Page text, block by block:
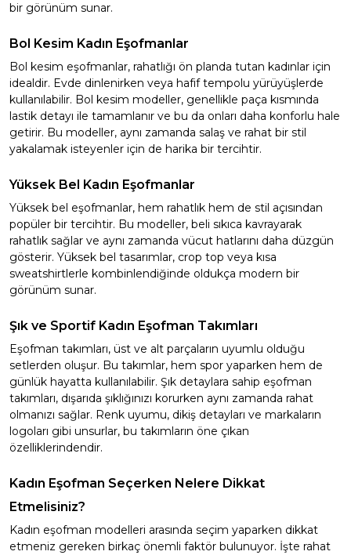
bir görünüm sunar.
Bol Kesim Kadın Eşofmanlar
Bol kesim eşofmanlar, rahatlığı ön planda tutan kadınlar için
idealdir. Evde dinlenirken veya hafif tempolu yürüyüşlerde
kullanılabilir. Bol kesim modeller, genellikle paça kısmında
lastik detayı ile tamamlanır ve bu da onları daha konforlu hale
getirir. Bu modeller, aynı zamanda salaş ve rahat bir stil
yakalamak isteyenler için de harika bir tercihtir.
Yüksek Bel Kadın Eşofmanlar
Yüksek bel eşofmanlar, hem rahatlık hem de stil açısından
popüler bir tercihtir. Bu modeller, beli sıkıca kavrayarak
rahatlık sağlar ve aynı zamanda vücut hatlarını daha düzgün
gösterir. Yüksek bel tasarımlar, crop top veya kısa
sweatshirtlerle kombinlendiğinde oldukça modern bir
görünüm sunar.
Şık ve Sportif Kadın Eşofman Takımları
Eşofman takımları, üst ve alt parçaların uyumlu olduğu
setlerden oluşur. Bu takımlar, hem spor yaparken hem de
günlük hayatta kullanılabilir. Şık detaylara sahip eşofman
takımları, dışarıda şıklığınızı korurken aynı zamanda rahat
olmanızı sağlar. Renk uyumu, dikiş detayları ve markaların
logoları gibi unsurlar, bu takımların öne çıkan
özelliklerindendir.
Kadın Eşofman Seçerken Nelere Dikkat
Etmelisiniz?
Kadın eşofman modelleri arasında seçim yaparken dikkat
etmeniz gereken birkaç önemli faktör bulunuyor. İşte rahat